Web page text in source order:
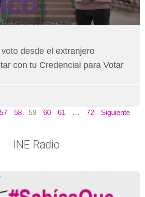
desde el extranjero
con tu Credencial para Votar
57 58 59 60 61 … 72 Siguiente
INE Radio